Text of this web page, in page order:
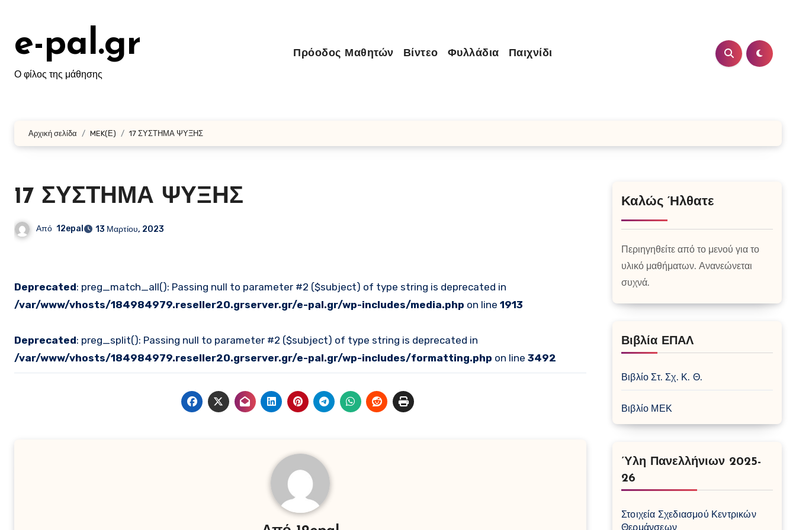
περιεχόμενο
e-pal.gr
Ο φίλος της μάθησης
Πρόοδος Μαθητών Βίντεο Φυλλάδια Παιχνίδι
Αρχική σελίδα MEK(Ε) 17 ΣΥΣΤΗΜΑ ΨΥΞΗΣ
17 ΣΥΣΤΗΜΑ ΨΥΞΗΣ
Από 12epal 13 Μαρτίου, 2023
Deprecated: preg_match_all(): Passing null to parameter #2 ($subject) of type string is deprecated in
/var/www/vhosts/184984979.reseller20.grserver.gr/e-pal.gr/wp-includes/media.php on line 1913
Deprecated: preg_split(): Passing null to parameter #2 ($subject) of type string is deprecated in
/var/www/vhosts/184984979.reseller20.grserver.gr/e-pal.gr/wp-includes/formatting.php on line 3492
Καλώς Ήλθατε
Περιηγηθείτε από το μενού για το
υλικό μαθήματων. Ανανεώνεται
συχνά.
Βιβλία ΕΠΑΛ
Βιβλίο Στ. Σχ. Κ. Θ.
Βιβλίο ΜΕΚ
Ύλη Πανελλήνιων 2025-
26
Στοιχεία Σχεδιασμού Κεντρικών
Θερμάνσεων